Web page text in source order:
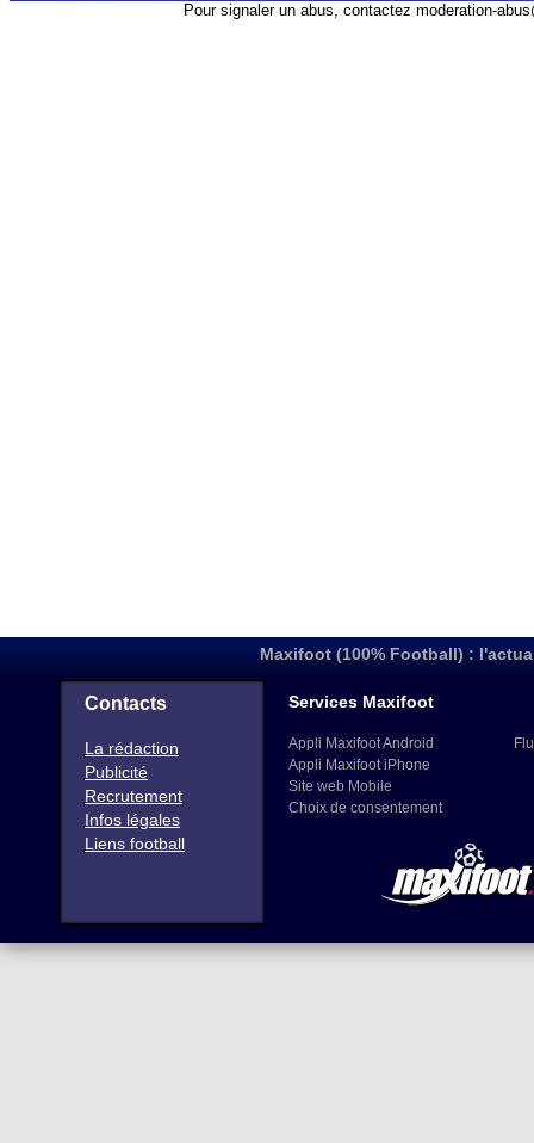
Pour signaler un abus, contactez moderation-
Maxifoot (100% Football) :
Contacts
La rédaction
Publicité
Recrutement
Infos légales
Liens football
Services Maxifoot
Appli Maxifoot Android
Appli Maxifoot iPhone
Site web Mobile
Choix de consentement